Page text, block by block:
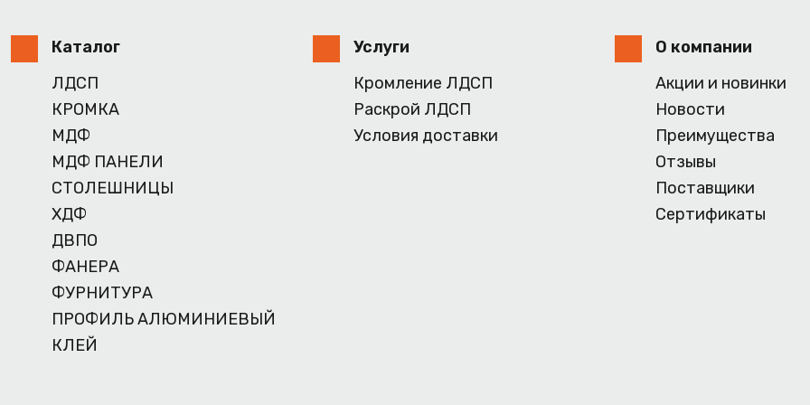
Каталог
ЛДСП
КРОМКА
МДФ
МДФ ПАНЕЛИ
СТОЛЕШНИЦЫ
ХДФ
ДВПО
ФАНЕРА
ФУРНИТУРА
ПРОФИЛЬ АЛЮМИНИЕВЫЙ
КЛЕЙ
Услуги
Кромление ЛДСП
Раскрой ЛДСП
Условия доставки
О компании
Акции и новинки
Новости
Преимущества
Отзывы
Поставщики
Сертификаты